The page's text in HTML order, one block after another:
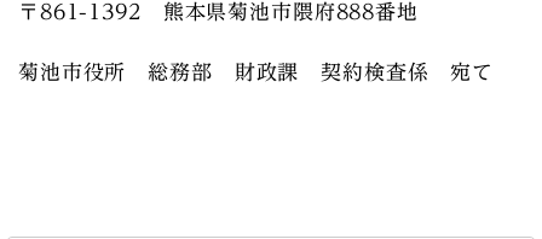
〒861-1392 熊本県菊池市隈府888番地
菊池市役所 総務部 財政課 契約検査係 宛て